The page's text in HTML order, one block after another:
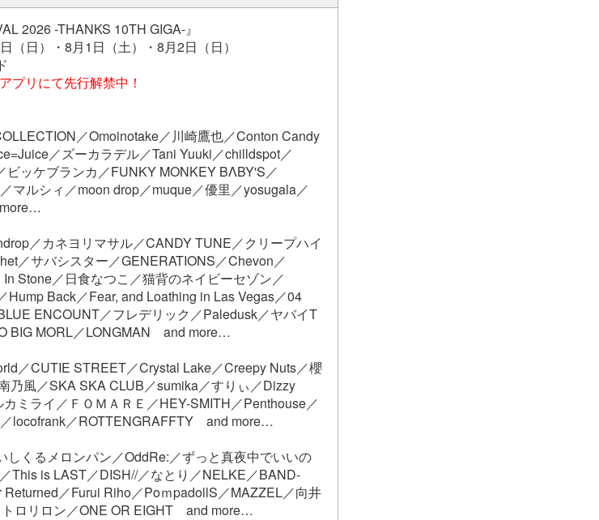
2026 -THANKS 10TH GIGA-』
（日）・8月1日（土）・8月2日（日）
プリにて先行解禁中！
／Omoinotake／川崎鷹也／Conton Candy
／ズーカラデル／Tani Yuuki／chilldspot／
ッケブランカ／FUNKY MONKEY BΛBY'S／
マルシィ／moon drop／muque／優里／yosugala／
／カネヨリマサル／CANDY TUNE／クリープハイ
／サバシスター／GENERATIONS／Chevon／
Stone／日食なつこ／猫背のネイビーセゾン／
Back／Fear, and Loathing in Las Vegas／04
ENCOUNT／フレデリック／Paledusk／ヤバイT
BIG MORL／LONGMAN and more…
／CUTIE STREET／Crystal Lake／Creepy Nuts／櫻
乃風／SKA SKA CLUB／sumika／すりぃ／Dizzy
ミライ／ＦＯＭＡＲＥ／HEY-SMITH／Penthouse／
locofrank／ROTTENGRAFFTY and more…
くるメロンパン／OddRe:／ずっと真夜中でいいの
This is LAST／DISH//／なとり／NELKE／BAND-
／Furui Riho／PoｍpadollS／MAZZEL／向井
ロリロン／ONE OR EIGHT and more…